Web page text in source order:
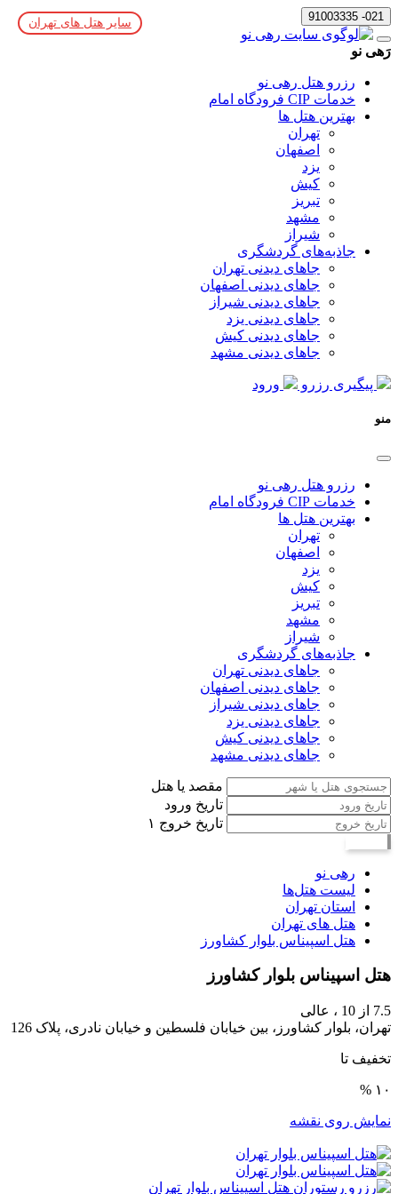
021- 91003335
رَهی نو
رزرو هتل رهی نو
خدمات CIP فرودگاه امام
بهترین هتل ها
تهران
اصفهان
یزد
کیش
تبریز
مشهد
شیراز
جاذبه‌های گردشگری
جاهای دیدنی تهران
جاهای دیدنی اصفهان
جاهای دیدنی شیراز
جاهای دیدنی یزد
جاهای دیدنی کیش
جاهای دیدنی مشهد
پیگیری رزرو ورود
منو
رزرو هتل رهی نو
خدمات CIP فرودگاه امام
بهترین هتل ها
تهران
اصفهان
یزد
کیش
تبریز
مشهد
شیراز
جاذبه‌های گردشگری
جاهای دیدنی تهران
جاهای دیدنی اصفهان
جاهای دیدنی شیراز
جاهای دیدنی یزد
جاهای دیدنی کیش
جاهای دیدنی مشهد
مقصد یا هتل
تاریخ ورود
تاریخ خروج ۱
رهی نو
لیست هتل‌ها
استان تهران
هتل های تهران
هتل اسپیناس بلوار کشاورز
هتل اسپیناس بلوار کشاورز
7.5 از 10 ،
عالی
تهران، بلوار کشاورز، بین خیابان فلسطین و خیابان نادری، پلاک 126
تخفیف تا
۱۰ %
نمایش روی نقشه
سایر هتل های تهران